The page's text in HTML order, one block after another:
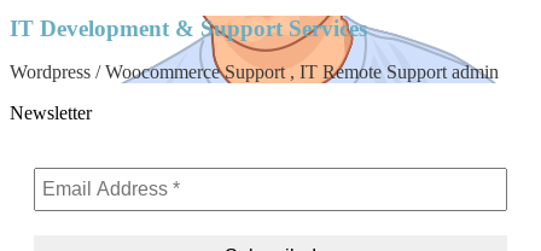
IT Development & Support Services
Wordpress / Woocommerce Support , IT Remote Support admin
Newsletter